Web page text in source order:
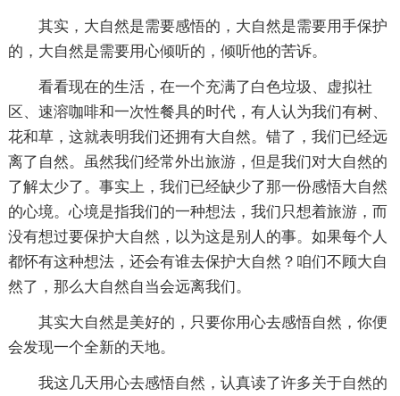
其实，大自然是需要感悟的，大自然是需要用手保护
的，大自然是需要用心倾听的，倾听他的苦诉。
看看现在的生活，在一个充满了白色垃圾、虚拟社
区、速溶咖啡和一次性餐具的时代，有人认为我们有树、
花和草，这就表明我们还拥有大自然。错了，我们已经远
离了自然。虽然我们经常外出旅游，但是我们对大自然的
了解太少了。事实上，我们已经缺少了那一份感悟大自然
的心境。心境是指我们的一种想法，我们只想着旅游，而
没有想过要保护大自然，以为这是别人的事。如果每个人
都怀有这种想法，还会有谁去保护大自然？咱们不顾大自
然了，那么大自然自当会远离我们。
其实大自然是美好的，只要你用心去感悟自然，你便
会发现一个全新的天地。
我这几天用心去感悟自然，认真读了许多关于自然的